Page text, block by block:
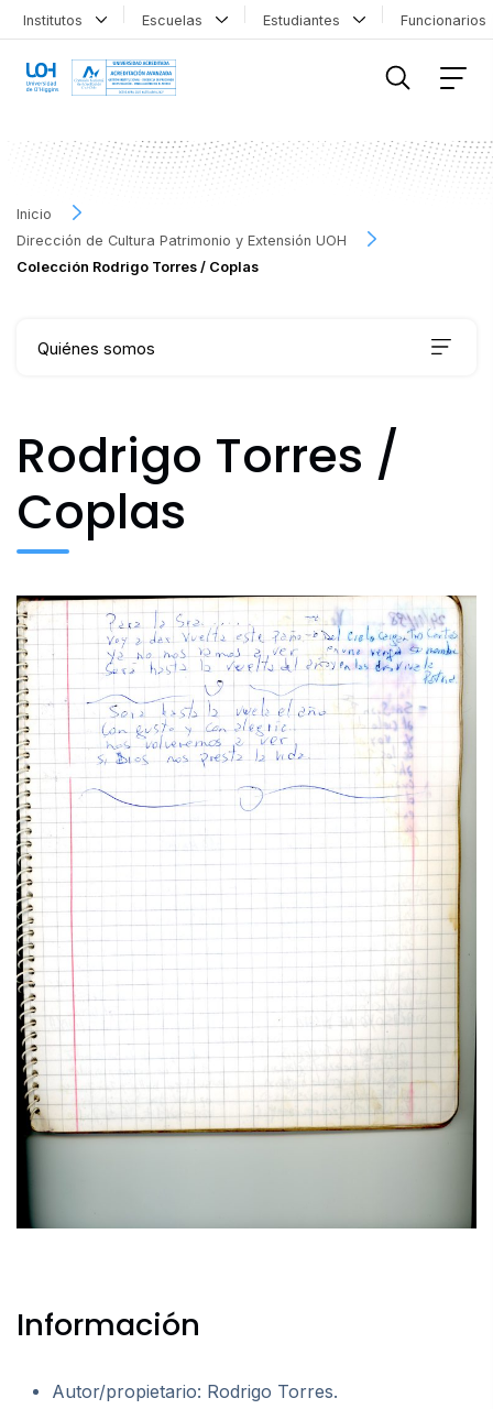
Institutos Escuelas Estudiantes
Inicio
Dirección de Cultura Patrimonio y Extensión UOH
Colección Rodrigo Torres / Coplas
Quiénes somos
Agenda Cultural
Archivo Fotográfico y Documental
Historial
Contacto
Rodrigo Torres /
Coplas
Información
Autor/propietario: Rodrigo Torres.